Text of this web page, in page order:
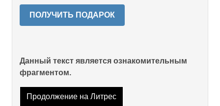
ПОЛУЧИТЬ ПОДАРОК
Данный текст является ознакомительным
фрагментом.
Продолжение на Литрес